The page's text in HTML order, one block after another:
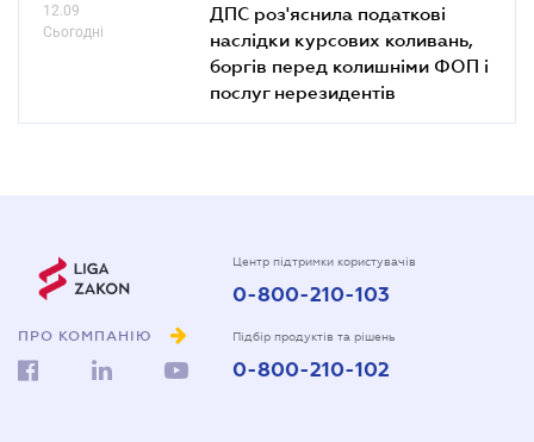
12.09
Сьогодні
ДПС роз'яснила податкові
наслідки курсових коливань,
боргів перед колишніми ФОП і
послуг нерезидентів
ПРО КОМПАНІЮ
Центр підтримки користувачів
0-800-210-103
Підбір продуктів та рішень
0-800-210-102